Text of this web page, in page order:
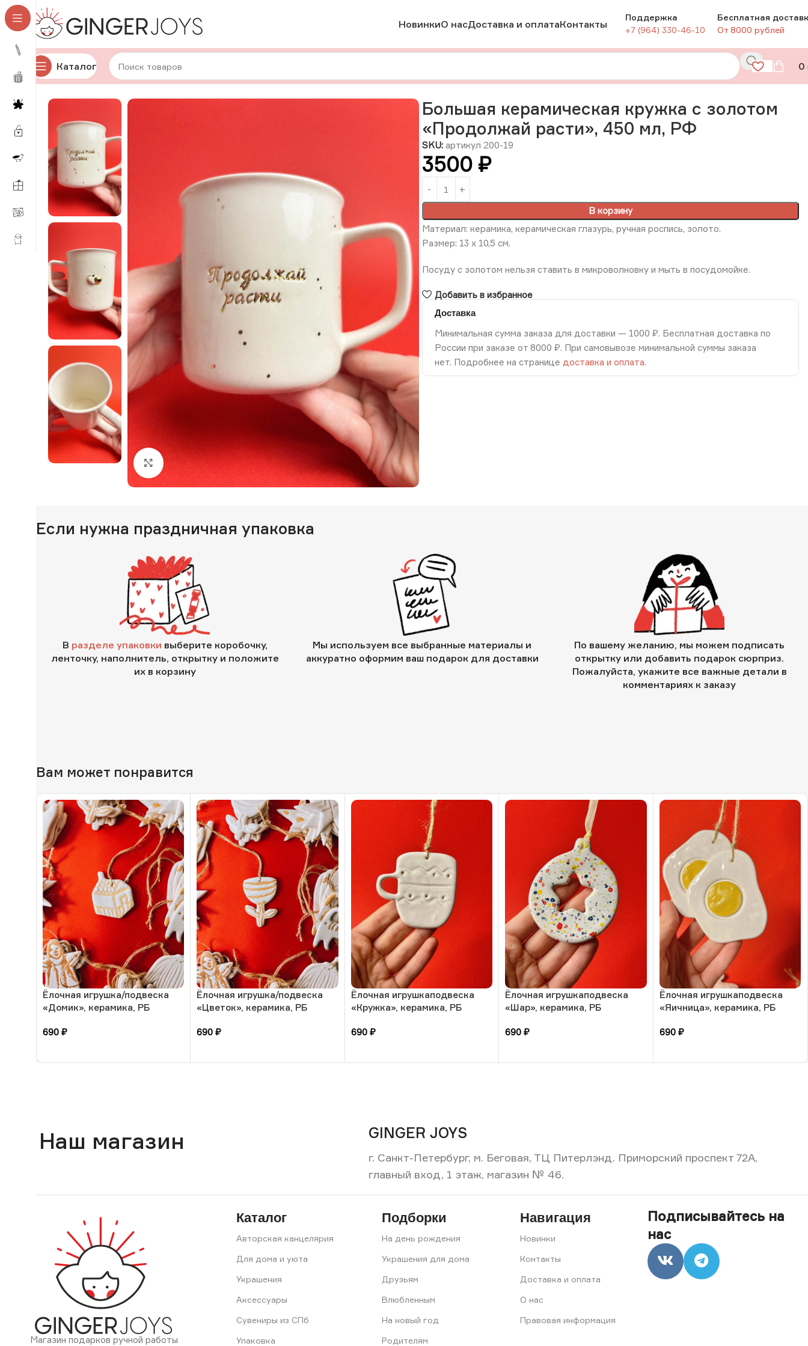
НовинкиО насДоставка и оплатаКонтакты
Поддержка
+7 (964) 330-46-10
Бесплатная
От 8000 рублей
Каталог 0
Главная Для дома и уюта Посуда Авторская керамика Большая керамическая кружка с золотом «Продолжай расти», 450 мл, РФ
Нажмите, чтобы увеличить изображение
Большая керамическая кружка с золотом
«Продолжай расти», 450 мл, РФ
SKU: артикул 200-19
3500 ₽
В корзину
Материал: керамика, керамическая глазурь, ручная роспись, золото.
Размер: 13 х 10,5 см.
Посуду с золотом нельзя ставить в микроволновку и мыть в посудомойке.
Добавить в избранное
Доставка
Минимальная сумма заказа для доставки — 1000 ₽. Бесплатная доставка по
России при заказе от 8000 ₽. При самовывозе минимальной суммы заказа
нет. Подробнее на странице доставка и оплата.
Если нужна праздничная упаковка
В разделе упаковки выберите коробочку,
ленточку, наполнитель, открытку и положите
их в корзину
Мы используем все выбранные материалы и
аккуратно оформим ваш подарок для доставки
По вашему желанию, мы можем подписать
открытку или добавить подарок сюрприз.
Пожалуйста, укажите все важные детали в
комментариях к заказу
Вам может понравится
Ёлочная игрушка/подвеска
«Домик», керамика, РБ
690 ₽
Ёлочная игрушка/подвеска
«Цветок», керамика, РБ
690₽
Ёлочная игрушкаподвеска
«Кружка», керамика, РБ
690 ₽
Ёлочная игрушкаподвеска
«Шар», керамика, РБ
690₽
Ёлочная игрушкаподвеска
«Яичница», керамика, РБ
690 ₽
Наш магазин GINGER JOYS
г. Санкт-Петербург, м. Беговая, ТЦ Питерлэнд. Приморский проспект 72А,
главный вход, 1 этаж, магазин № 46.
Магазин подарков ручной работы
Каталог
Авторская канцелярия
Для дома и уюта
Украшения
Аксессуары
Сувениры из СПб
Упаковка
Подборки
На день рождения
Украшения для дома
Друзьям
Влюбленным
На новый год
Родителям
Навигация
Новинки
Контакты
Доставка и оплата
О нас
Правовая информация
Подписывайтесь на
нас